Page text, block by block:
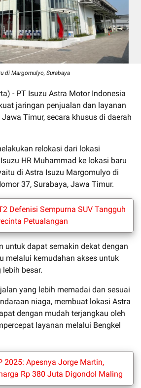
di Margomulyo, Surabaya
- PT Isuzu Astra Motor Indonesia
jaringan penjualan dan layanan
Timur, secara khusus di daerah
relokasi dari lokasi
HR Muhammad ke lokasi baru
di Astra Isuzu Margomulyo di
37, Surabaya, Jawa Timur.
Defenisi Sempurna SUV Tangguh
Petualangan
untuk dapat semakin dekat dengan
melalui kemudahan akses untuk
lebih besar.
yang lebih memadai dan sesuai
niaga, membuat lokasi Astra
dengan mudah terjangkau oleh
layanan melalui Bengkel
2025: Apesnya Jorge Martin,
Rp 380 Juta Digondol Maling